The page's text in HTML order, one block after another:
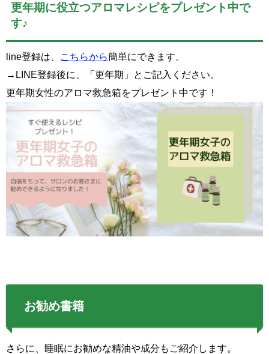
更年期に役立つアロマレシピをプレゼント中で
す♪
line登録は、 こちらから簡単にできます。
→LINE登録後に、「更年期」とご記入ください。
更年期女性のアロマ救急箱をプレゼント中です！
お勧め書籍
さらに、睡眠にお勧めな精油や成分もご紹介します。